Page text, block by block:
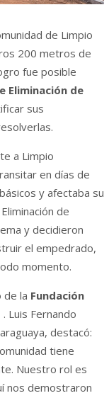
de Limpio
200 metros de
fue posible
Eliminación de
sus
a Limpio
en días de
y afectaba su
de
y decidieron
el empedrado,
momento.
de la Fundación
. Luis Fernando
destacó:
tiene
Nuestro rol es
nos demostraron